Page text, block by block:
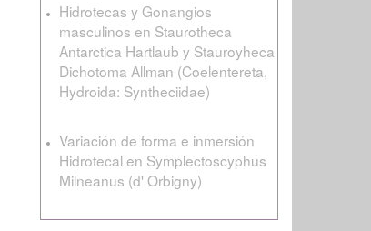
Hidrotecas y Gonangios
masculinos en Staurotheca
Antarctica Hartlaub y Stauroyheca
Dichotoma Allman (Coelentereta,
Hydroida: Syntheciidae)
Variación de forma e inmersión
Hidrotecal en Symplectoscyphus
Milneanus (d' Orbigny)